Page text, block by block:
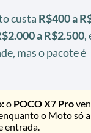
custa R$400 a
a R$2.500,
mas o pacote é
o POCO X7 Pro
o Moto só
entrada.